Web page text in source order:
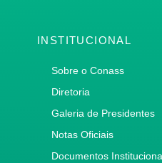
INSTITUCIONAL
Sobre o Conass
Diretoria
Galeria de Presidentes
Notas Oficiais
Documentos